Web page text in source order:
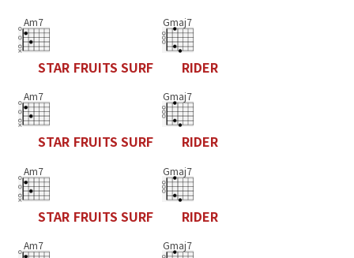
Am7
STAR FRUITS SURF
Gmaj7
RIDER
Am7
STAR FRUITS SURF
Gmaj7
RIDER
Am7
STAR FRUITS SURF
Gmaj7
RIDER
Am7 Gmaj7